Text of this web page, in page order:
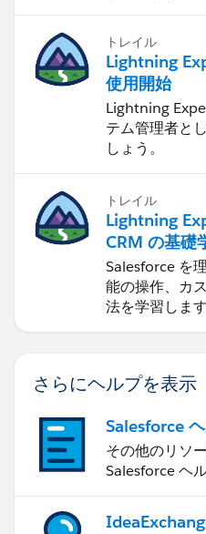
トレイル
Lightning
使用開始
Lightning
テム管理者と
しょう。
トレイル
Lightning
CRM の基礎
Salesforce を
能の操作、カ
法を学習します
さらにヘルプを表示
Salesforce
その他のリソ
Salesforce ヘ